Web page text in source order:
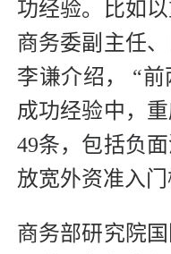
功经验。比如
商务委副主任
李谦介绍， “
成功经验中，
49条，包括负
放宽外资准入
商务部研究院